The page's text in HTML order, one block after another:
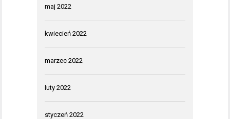
maj 2022
kwiecień 2022
marzec 2022
luty 2022
styczeń 2022